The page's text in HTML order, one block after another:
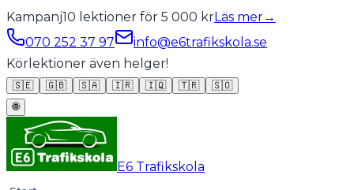
Kampanj10 lektioner för 5 000 krLäs mer→
070 252 37 97
info@e6trafikskola.se
Körlektioner även helger!
🇸🇪 🇬🇧 🇸🇦 🇮🇷 🇮🇶 🇹🇷
🇸🇴
🌐
E6 Trafikskola